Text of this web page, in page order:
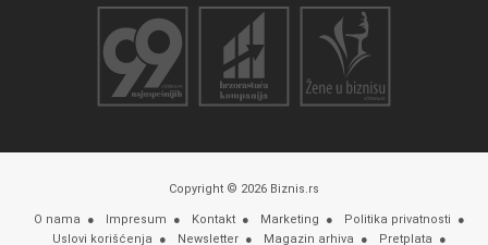
Copyright © 2026 Biznis.rs
O nama Impresum Kontakt Marketing
Politika privatnosti
Uslovi korišćenja
Newsletter Magazin arhiva Pretplata